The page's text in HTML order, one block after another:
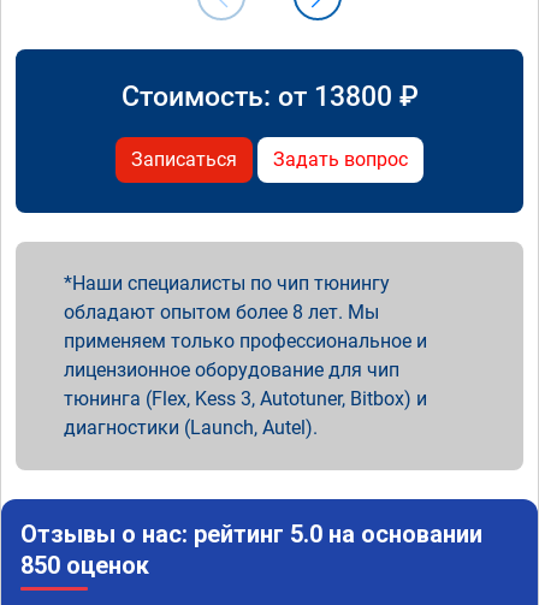
Стоимость: от 13800 ₽
Записаться Задать вопрос
Наши специалисты по чип тюнингу
обладают опытом более 8 лет. Мы
применяем только профессиональное и
лицензионное оборудование для чип
тюнинга (Flex, Kess 3, Autotuner, Bitbox) и
диагностики (Launch, Autel).
Отзывы о нас: рейтинг 5.0 на основании
850 оценок